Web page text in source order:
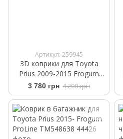
Артикул: 259945
3D коврики для Toyota
Prius 2009-2015 Frogum
Proline 3D425354
3 780 грн 4 200 грн